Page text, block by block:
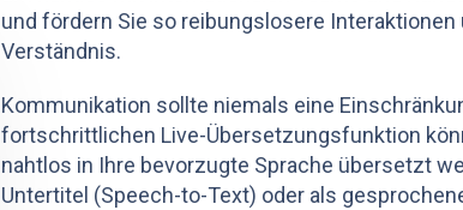
und fördern Sie so reibungslosere
Verständnis.
Kommunikation sollte niemals eine
fortschrittlichen Live-Übersetzungsfunktion
nahtlos in Ihre bevorzugte Sprache übersetzt
Untertitel (Speech-to-Text) oder als